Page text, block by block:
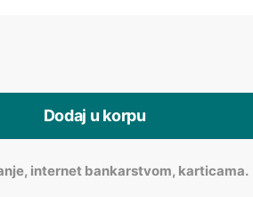
Dodaj u korpu
internet bankarstvom, karticama.